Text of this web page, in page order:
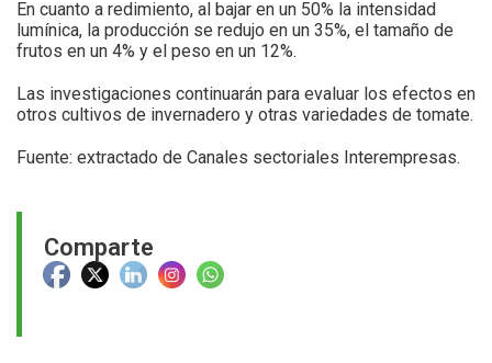
Comparte
En cuanto a redimiento, al bajar en un 50% la intensidad
lumínica, la producción se redujo en un 35%, el tamaño de
frutos en un 4% y el peso en un 12%.
Las investigaciones continuarán para evaluar los efectos en
otros cultivos de invernadero y otras variedades de tomate.
Fuente: extractado de Canales sectoriales Interempresas.